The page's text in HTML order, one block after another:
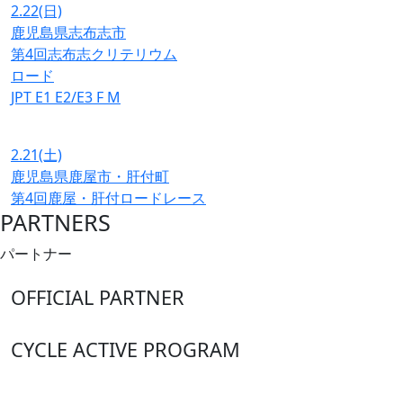
2.22(日)
鹿児島県志布志市
第4回志布志クリテリウム
ロード
JPT E1 E2/E3 F M
2.21(土)
鹿児島県鹿屋市・肝付町
第4回鹿屋・肝付ロードレース
PARTNERS
パートナー
OFFICIAL PARTNER
CYCLE ACTIVE PROGRAM